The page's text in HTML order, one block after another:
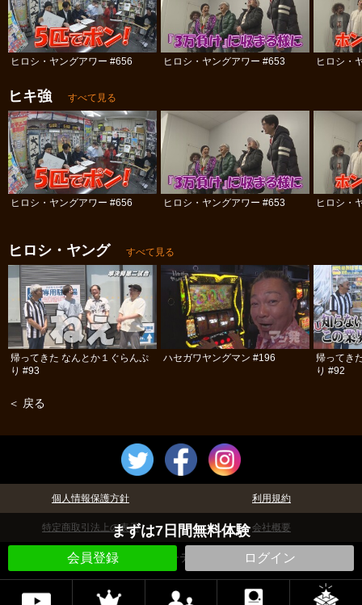
まずは7日間無料体験
会員登録 ログイン
ヒロシ・ヤングアワー #656 ヒロシ・ヤングアワー #653 ヒロシ・
ヒキ強 すべて見る
ヒロシ・ヤングアワー #656 ヒロシ・ヤングアワー #653 ヒロシ・
ヒロシ・ヤング すべて見る
帰ってきた なんとか１ぐらんぷ
り #93
ハセガワヤングマン #196
帰ってき
り #92
＜ 戻る
個人情報保護方針 利用規約
特定商取引法上の表示 会社概要
©パチテレ！